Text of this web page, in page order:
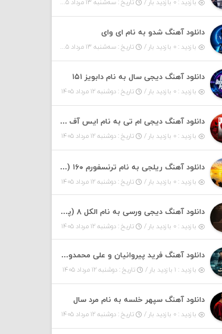
بازدید : ۰ بازدید بار / تاریخ : سه‌شنبه ۱۳ مرداد ۱۴۰۵
دانلود آهنگ شدو به نام ای وای
بازدید : ۰ بازدید بار / تاریخ : سه‌شنبه ۱۳ مرداد ۱۴۰۵
دانلود آهنگ دیجی سال به نام دابویز ۱۵۱
بازدید : ۰ بازدید بار / تاریخ : دوشنبه ۱۲ مرداد ۱۴۰۵
دانلود آهنگ دیجی ام تی به نام ایس آف هرست ۱
بازدید : ۰ بازدید بار / تاریخ : دوشنبه ۱۲ مرداد ۱۴۰۵
دانلود آهنگ ریلجی به نام ترنسفورم ۱۶۰ (پادکست)
بازدید : ۰ بازدید بار / تاریخ : دوشنبه ۱۲ مرداد ۱۴۰۵
دانلود آهنگ دیجی ورسی به نام الکل ۸ (پادکست)
بازدید : ۰ بازدید بار / تاریخ : دوشنبه ۱۲ مرداد ۱۴۰۵
دانلود آهنگ فرید پیروانیان و علی محمدوند به نام اَبَر قدرت
بازدید : ۱ بازدید بار / تاریخ : دوشنبه ۱۲ مرداد ۱۴۰۵
دانلود آهنگ سپهر خلسه به نام مرد سال
بازدید : ۰ بازدید بار / تاریخ : دوشنبه ۱۲ مرداد ۱۴۰۵